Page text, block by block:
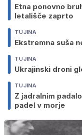
Etna ponovno
letališče zaprto
TUJINA
Ekstremna suša
TUJINA
Ukrajinski droni
TUJINA
Z jadralnim
padel v morje